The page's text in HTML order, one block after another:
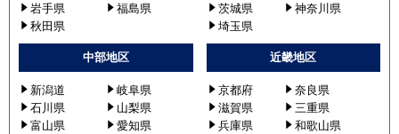
岩手県
福島県
秋田県
茨城県
神奈川県
埼玉県
中部地区
新潟道
岐阜県
石川県
山梨県
富山県
愛知県
近畿地区
京都府
奈良県
滋賀県
三重県
兵庫県
和歌山県